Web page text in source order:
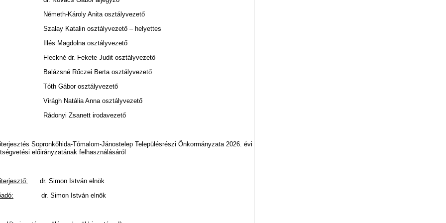
Károly Anita osztályvezető
Katalin osztályvezető – helyettes
Magdolna osztályvezető
dr. Fekete Judit osztályvezető
Rőczei Berta osztályvezető
Gábor osztályvezető
Natália Anna osztályvezető
Zsanett irodavezető
Sopronkőhida-Tómalom-Jánostelep Településrészi Önkormányzata 2026. évi
előirányzatának felhasználásáról
dr. Simon István elnök
dr. Simon István elnök